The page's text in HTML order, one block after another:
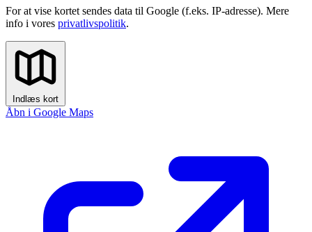
For at vise kortet sendes data til Google (f.eks. IP-adresse). Mere
info i vores privatlivspolitik.
Indlæs kort
Åbn i Google Maps